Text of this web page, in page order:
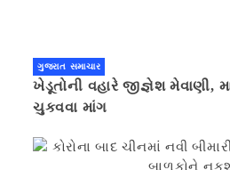
ગુજરાત સમાચાર
ખેડૂતોની વહારે જીજ્ઞેશ મેવાણી,
ચુકવવા માંગ